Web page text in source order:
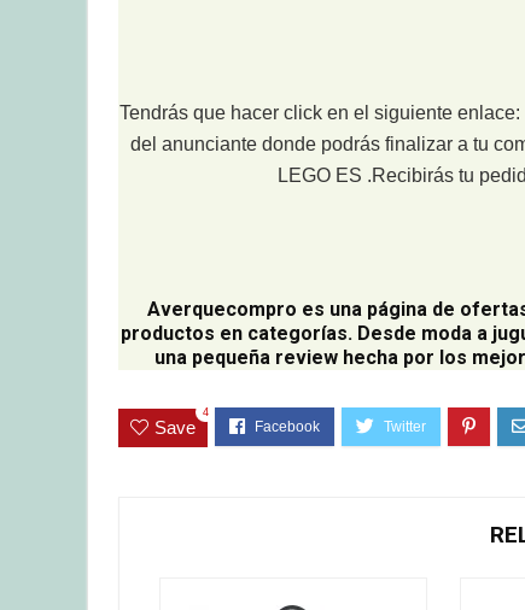
Tendrás que hacer click en el siguiente enlace:
del anunciante donde podrás finalizar a tu
LEGO ES .Recibirás tu
Averquecompro es una página de
productos en categorías. Desde moda a
una pequeña review hecha por los
Save
4